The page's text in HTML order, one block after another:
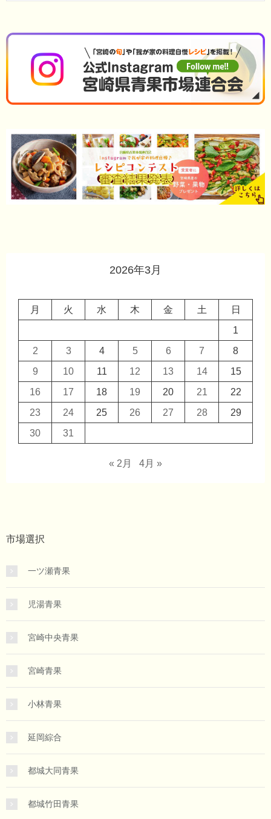
2026年3月
月 火 水 木 金 土
日
1
2
3 4 5 6 7
8
9
10 11 12 13 14
15
16
17 18 19 20 21
22
23
24 25 26 27 28
29
30
31
« 2月 4月 »
市場選択
一ツ瀬青果
児湯青果
宮崎中央青果
宮崎青果
小林青果
延岡綜合
都城大同青果
都城竹田青果